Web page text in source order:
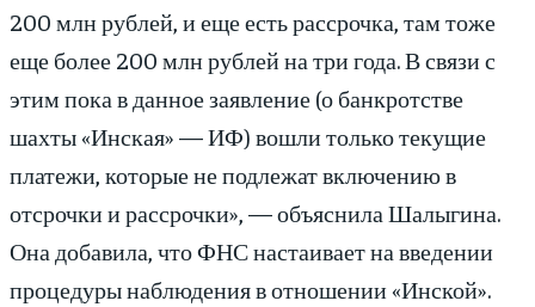
200 млн рублей, и еще есть рассрочка, там тоже
еще более 200 млн рублей на три года. В связи с
этим пока в данное заявление (о банкротстве
шахты «Инская» — ИФ) вошли только текущие
платежи, которые не подлежат включению в
отсрочки и рассрочки», — объяснила Шалыгина.
Она добавила, что ФНС настаивает на введении
процедуры наблюдения в отношении «Инской».